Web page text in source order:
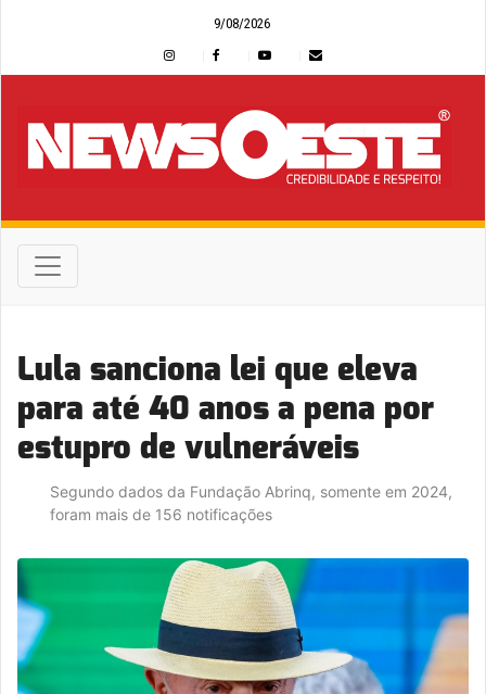
9/08/2026
Lula sanciona lei que eleva
para até 40 anos a pena por
estupro de vulneráveis
Segundo dados da Fundação Abrinq, somente em 2024,
foram mais de 156 notificações